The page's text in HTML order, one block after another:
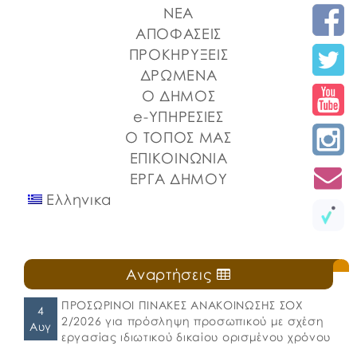
Μητρόπολη Χαλκίδος, Ιστιαίας και Βορείων
Σποράδων, με την υποστήριξη της Περιφέρειας
Στερεάς Ελλάδας και του Ο.Π.Α.ΣΤ.Ε, του Οργανισμού
Λιμένων Ν. Εύβοιας και του Επιμελητηρίου Εύβοιας.
⚓️Η επίσημη έναρξη πραγματοποιήθηκε με την
ΝΕΑ
ΑΠΟΦΑΣΕΙΣ
ΠΡΟΚΗΡΥΞΕΙΣ
ΔΡΩΜΕΝΑ
Ο ΔΗΜΟΣ
e-ΥΠΗΡΕΣΙΕΣ
Ο ΤΟΠΟΣ ΜΑΣ
ΕΠΙΚΟΙΝΩΝΙΑ
ΕΡΓΑ ΔΗΜΟΥ
Ελληνικα
Αναρτήσεις
4
Αυγ
ΠΡΟΣΩΡΙΝΟΙ ΠΙΝΑΚΕΣ ΑΝΑΚΟΙΝΩΣΗΣ ΣΟΧ
2/2026 για πρόσληψη προσωπικού με σχέση
εργασίας ιδιωτικού δικαίου ορισμένου χρόνου